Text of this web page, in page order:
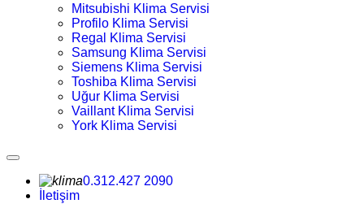
Mitsubishi Klima Servisi
Profilo Klima Servisi
Regal Klima Servisi
Samsung Klima Servisi
Siemens Klima Servisi
Toshiba Klima Servisi
Uğur Klima Servisi
Vaillant Klima Servisi
York Klima Servisi
0.312.427 2090
İletişim